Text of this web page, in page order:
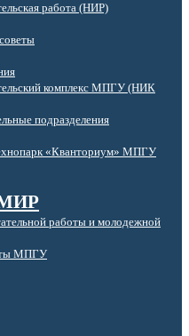
работа (НИР)
комплекс МПГУ (НИК
подразделения
«Кванториум» МПГУ
работы и молодежной
МПГУ